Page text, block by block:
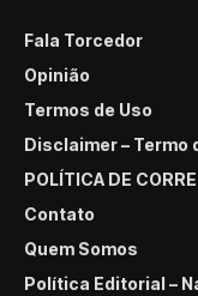
Fala Torcedor
Opinião
Termos de Uso
Disclaimer –
POLÍTICA DE
Contato
Quem Somos
Política Editorial –